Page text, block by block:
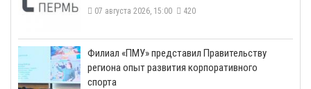
07 августа 2026, 15:00 420
​Филиал «ПМУ» представил Правительству
региона опыт развития корпоративного
спорта